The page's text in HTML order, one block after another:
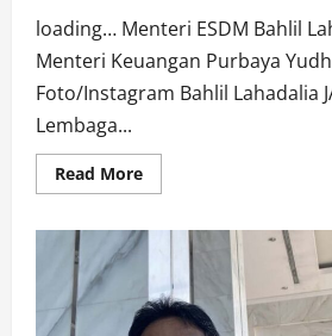
loading… Menteri ESDM Bahlil
Menteri Keuangan Purbaya
Foto/Instagram Bahlil Lahadalia
Lembaga...
Read MoreRead
more
Terfavorit,
Tidak
Disukai